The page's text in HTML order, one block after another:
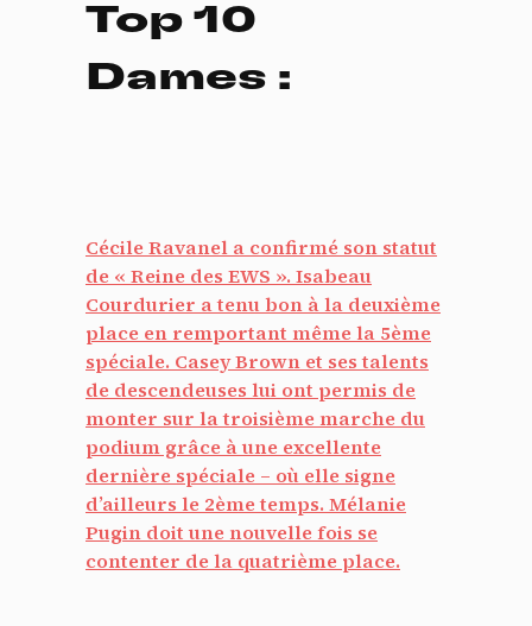
Top 10
Dames :
Cécile Ravanel a confirmé son statut
de « Reine des EWS ». Isabeau
Courdurier a tenu bon à la deuxième
place en remportant même la 5ème
spéciale. Casey Brown et ses talents
de descendeuses lui ont permis de
monter sur la troisième marche du
podium grâce à une excellente
dernière spéciale – où elle signe
d’ailleurs le 2ème temps. Mélanie
Pugin doit une nouvelle fois se
contenter de la quatrième place.